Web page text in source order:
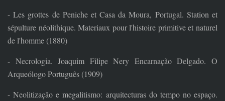
- Les grottes de Peniche et Casa da Moura, Portugal. Station et
sépulture néolithique. Materiaux pour l'histoire primitive et naturel
de l'homme (1880)
- Necrologia. Joaquim Filipe Nery Encarnação Delgado. O
Arqueólogo Português (1909)
- Neolitização e megalitismo: arquitecturas do tempo no espaço.